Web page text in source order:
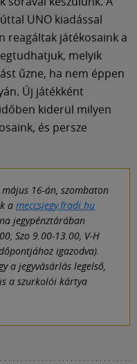
UNO kiadással
reagáltak játékosaink a
melyik
űzne, ha nem éppen
Új játékként
kiderül milyen
és persze
május 16-án, szombaton
a meccsjegy.fradi.hu
jegypénztárában
Szo 9.00-13.00, V-H
igazodva).
a jegyvásárlás legelső,
a szurkolói kártya